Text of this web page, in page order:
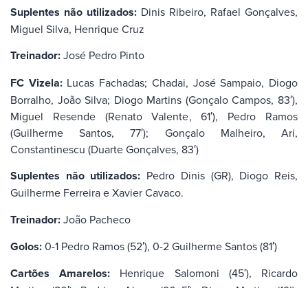
Suplentes não utilizados: Dinis Ribeiro, Rafael Gonçalves,
Miguel Silva, Henrique Cruz
Treinador:José Pedro Pinto
FC Vizela: Lucas Fachadas; Chadai, José Sampaio, Diogo
Borralho, João Silva; Diogo Martins (Gonçalo Campos, 83′),
Miguel Resende (Renato Valente, 61′), Pedro Ramos
(Guilherme Santos, 77′); Gonçalo Malheiro, Ari,
Constantinescu (Duarte Gonçalves, 83′)
Suplentes não utilizados: Pedro Dinis (GR), Diogo Reis,
Guilherme Ferreira e Xavier Cavaco.
Treinador:João Pacheco
Golos:0-1 Pedro Ramos (52′), 0-2 Guilherme Santos (81′)
Cartões Amarelos: Henrique Salomoni (45′), Ricardo